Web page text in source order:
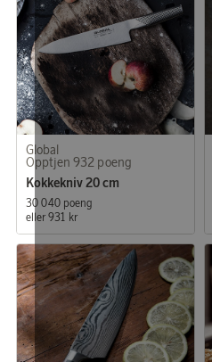
Global
Opptjen 932 poeng
Kokkekniv 20 cm
30 040 poeng
eller 931 kr